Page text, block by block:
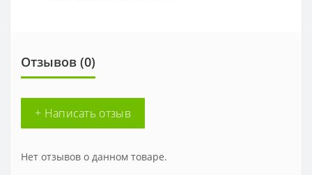
Отзывов (0)
+ Написать отзыв
Нет отзывов о данном товаре.